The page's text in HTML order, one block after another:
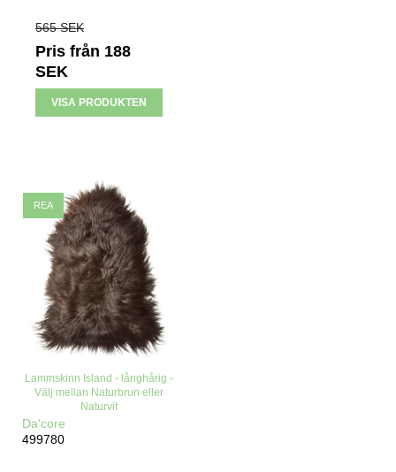
565 SEK
Pris från 188
SEK
VISA PRODUKTEN
REA
Lammskinn Island - långhårig -
Välj mellan Naturbrun eller
Naturvit
Da'core
499780